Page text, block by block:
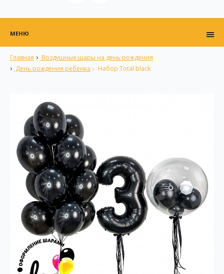
МЕНЮ
Главная
Воздушные шары на день рождения
День рождения ребенка
Набор Total black